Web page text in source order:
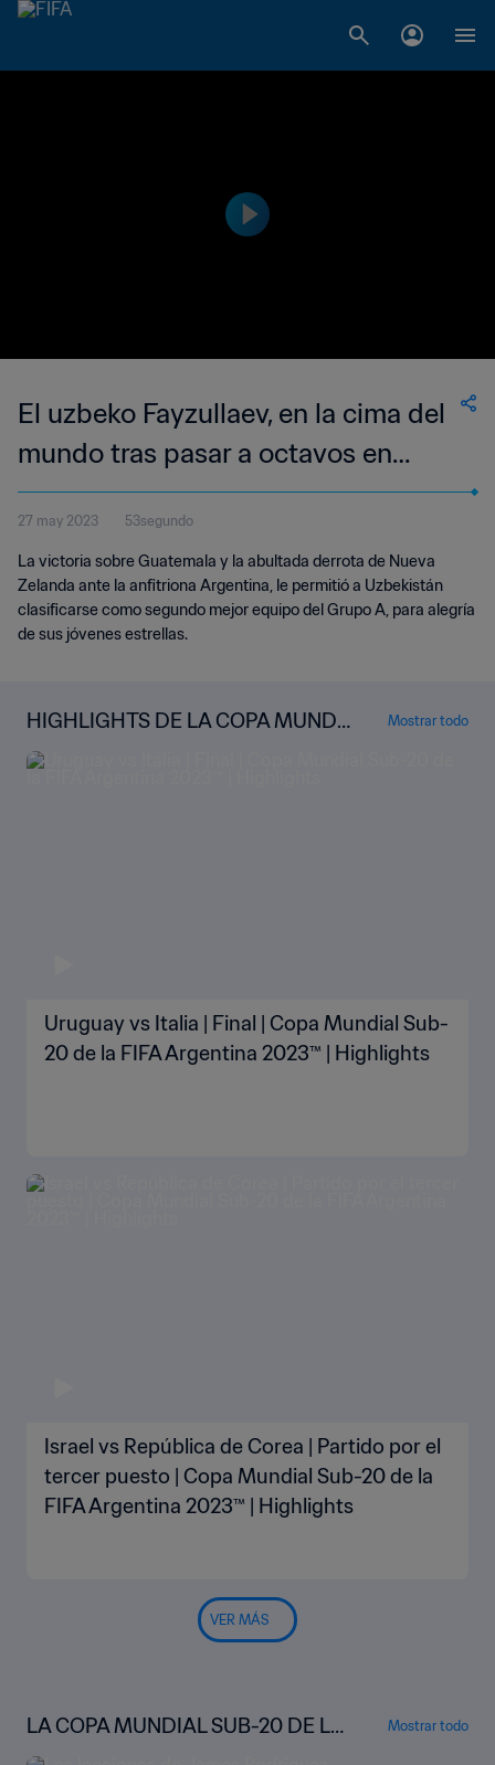
El uzbeko Fayzullaev, en la cima del
mundo tras pasar a octavos en
Argentina
27 may 2023 53segundo
La victoria sobre Guatemala y la abultada derrota de Nueva
Zelanda ante la anfitriona Argentina, le permitió a Uzbekistán
clasificarse como segundo mejor equipo del Grupo A, para alegría
de sus jóvenes estrellas.
HIGHLIGHTS DE LA COPA MUNDI
AL SUB-20 DE LA FIFA ARGENTINA
2023™
Mostrar todo
Uruguay vs Italia | Final | Copa Mundial Sub-
20 de la FIFA Argentina 2023™ | Highlights
Israel vs República de Corea | Partido por el
tercer puesto | Copa Mundial Sub-20 de la
FIFA Argentina 2023™ | Highlights
VER MÁS
LA COPA MUNDIAL SUB-20 DE LA
FIFA™ BAJO LA LUPA
Mostrar todo